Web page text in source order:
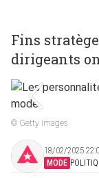
Fins
dirigeants
© Getty Images
18/02/2025
MODE